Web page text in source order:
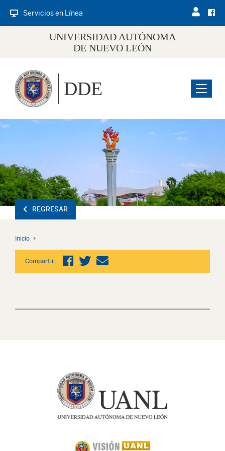
Servicios en Línea
UNIVERSIDAD AUTÓNOMA
DE NUEVO LEÓN
Menu
DDE
REGRESAR
Inicio
Compartir: